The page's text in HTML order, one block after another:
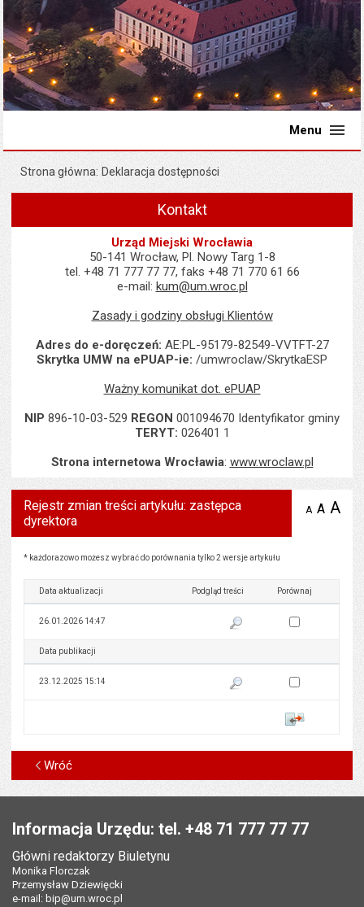
Menu
Strona główna Deklaracja dostępności
Kontakt
Urząd Miejski Wrocławia
50-141 Wrocław, Pl. Nowy Targ 1-8
tel. +48 71 777 77 77, faks +48 71 770 61 66
e-mail: kum@um.wroc.pl
Zasady i godziny obsługi Klientów
Adres do e-doręczeń: AE:PL-95179-82549-VVTFT-27
Skrytka UMW na ePUAP-ie: /umwroclaw/SkrytkaESP
Ważny komunikat dot. ePUAP
NIP 896-10-03-529 REGON 001094670 Identyfikator gminy
TERYT: 026401 1
Strona internetowa Wrocławia: www.wroclaw.pl
Rejestr zmian treści artykułu: zastępca
dyrektora
A zmniejsz
A A
Rejestr zmian treści artykułu: zastępca dyrektora
* każdorazowo możesz wybrać do porównania tylko 2 wersje artykułu
Data aktualizacji Podgląd treści Porównaj
26.01.2026 14:47 Pokaż podgląd wersji z dnia
Zaznacz wersję do
Data publikacji
23.12.2025 15:14 Pokaż podgląd wersji z dnia
Zaznacz wersję do
Porównaj
Wróć
Informacja Urzędu: tel. +48 71 777 77 77
Główni redaktorzy Biuletynu
Monika Florczak
Przemysław Dziewięcki
e-mail: bip@um.wroc.pl